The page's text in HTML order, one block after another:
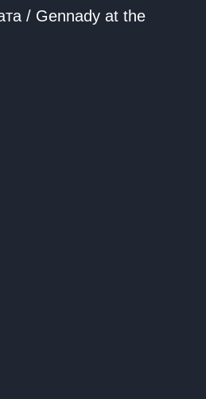
/ Gennady at the